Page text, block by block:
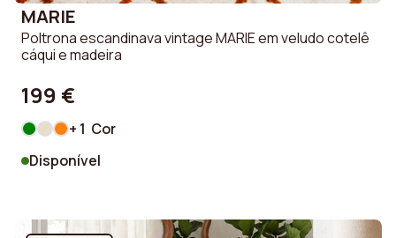
MARIE
Poltrona escandinava vintage MARIE em veludo cotelê
cáqui e madeira
199 €
+ 1 Cor
Disponível